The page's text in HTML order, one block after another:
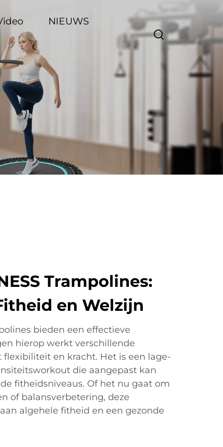
NIEUWS
Trampolines:
en Welzijn
bieden een effectieve
hierop werkt verschillende
en kracht. Het is een lage-
die aangepast kan
fitheidsniveaus. Of het nu gaat om
of balansverbetering, deze
algehele fitheid en een gezonde